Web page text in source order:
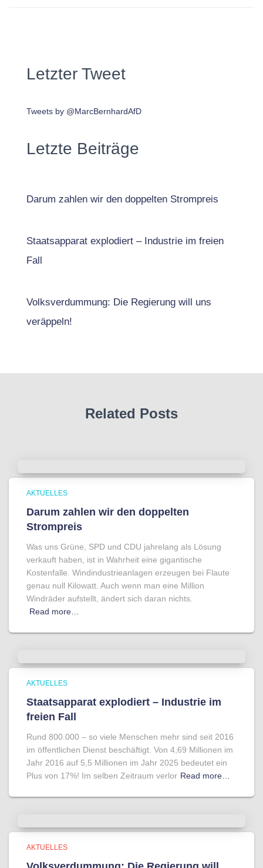
Letzter Tweet
Tweets by @MarcBernhardAfD
Letzte Beiträge
Darum zahlen wir den doppelten Strompreis
Staatsapparat explodiert – Industrie im freien
Fall
Volksverdummung: Die Regierung will uns
veräppeln!
Related Posts
AKTUELLES
Darum zahlen wir den doppelten
Strompreis
Was uns Grüne, SPD und CDU jahrelang als Lösung
verkauft haben, ist in Wahrheit eine gigantische
Kostenfalle. Windindustrieanlagen erzeugen bei Flaute
genau null Kilowatt. Auch wenn man eine Million
Windräder aufstellt, ändert sich daran nichts.
Read more…
AKTUELLES
Staatsapparat explodiert – Industrie im
freien Fall
Rund 800.000 – so viele Menschen mehr sind seit 2016
im öffentlichen Dienst beschäftigt. Von 4,69 Millionen im
Jahr 2016 auf 5,5 Millionen im Jahr 2025 bedeutet ein
Plus von 17%! Im selben Zeitraum verlor Read more…
AKTUELLES